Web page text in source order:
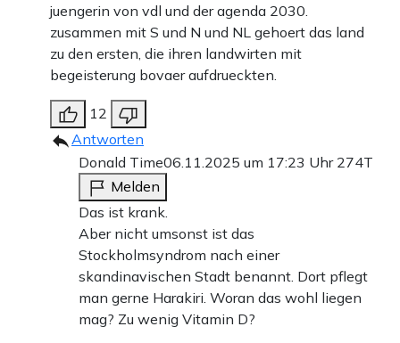
juengerin von vdl und der agenda 2030.
zusammen mit S und N und NL gehoert das land
zu den ersten, die ihren landwirten mit
begeisterung bovaer aufdrueckten.
12
Antworten
Donald Time06.11.2025 um 17:23 Uhr 274T
Melden
Das ist krank.
Aber nicht umsonst ist das
Stockholmsyndrom nach einer
skandinavischen Stadt benannt. Dort pflegt
man gerne Harakiri. Woran das wohl liegen
mag? Zu wenig Vitamin D?